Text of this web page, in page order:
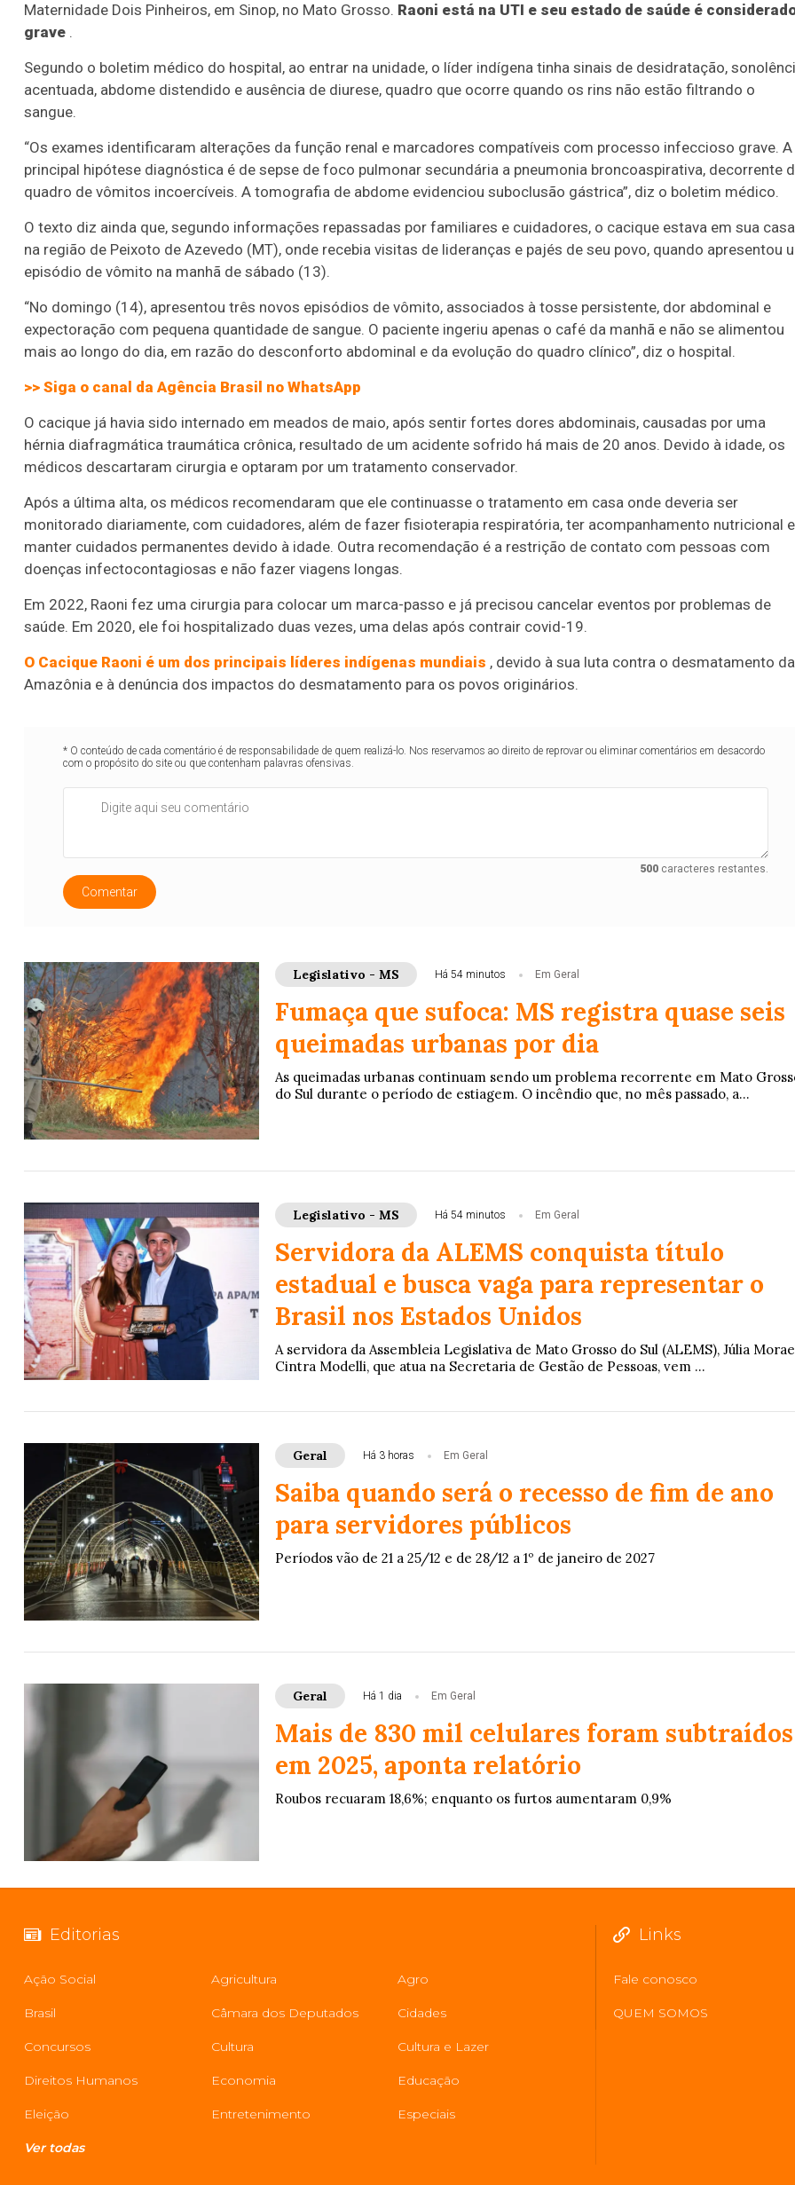
Maternidade Dois Pinheiros, em Sinop, no Mato Grosso. Raoni está na UTI e seu estado de saúde é
grave .
Segundo o boletim médico do hospital, ao entrar na unidade, o líder indígena tinha sinais de desidratação,
acentuada, abdome distendido e ausência de diurese, quadro que ocorre quando os rins não estão filtrando o
sangue.
“Os exames identificaram alterações da função renal e marcadores compatíveis com processo infeccioso grave. A
principal hipótese diagnóstica é de sepse de foco pulmonar secundária a pneumonia broncoaspirativa, decorrente
quadro de vômitos incoercíveis. A tomografia de abdome evidenciou suboclusão gástrica”, diz o boletim médico.
O texto diz ainda que, segundo informações repassadas por familiares e cuidadores, o cacique estava em sua
na região de Peixoto de Azevedo (MT), onde recebia visitas de lideranças e pajés de seu povo, quando apresentou
episódio de vômito na manhã de sábado (13).
“No domingo (14), apresentou três novos episódios de vômito, associados à tosse persistente, dor abdominal e
expectoração com pequena quantidade de sangue. O paciente ingeriu apenas o café da manhã e não se alimentou
mais ao longo do dia, em razão do desconforto abdominal e da evolução do quadro clínico”, diz o hospital.
>> Siga o canal da Agência Brasil no WhatsApp
O cacique já havia sido internado em meados de maio, após sentir fortes dores abdominais, causadas por uma
hérnia diafragmática traumática crônica, resultado de um acidente sofrido há mais de 20 anos. Devido à idade, os
médicos descartaram cirurgia e optaram por um tratamento conservador.
Após a última alta, os médicos recomendaram que ele continuasse o tratamento em casa onde deveria ser
monitorado diariamente, com cuidadores, além de fazer fisioterapia respiratória, ter acompanhamento nutricional e
manter cuidados permanentes devido à idade. Outra recomendação é a restrição de contato com pessoas com
doenças infectocontagiosas e não fazer viagens longas.
Em 2022, Raoni fez uma cirurgia para colocar um marca-passo e já precisou cancelar eventos por problemas de
saúde. Em 2020, ele foi hospitalizado duas vezes, uma delas após contrair covid-19.
O Cacique Raoni é um dos principais líderes indígenas mundiais , devido à sua luta contra o desmatamento da
Amazônia e à denúncia dos impactos do desmatamento para os povos originários.
* O conteúdo de cada comentário é de responsabilidade de quem realizá-lo. Nos reservamos ao direito de reprovar ou eliminar comentários em desacordo
com o propósito do site ou que contenham palavras ofensivas.
500caracteres restantes.
Comentar
Legislativo - MS Há 54 minutos Em Geral
Fumaça que sufoca: MS registra quase seis
queimadas urbanas por dia
As queimadas urbanas continuam sendo um problema recorrente em Mato
do Sul durante o período de estiagem. O incêndio que, no mês passado, a...
Legislativo - MS Há 54 minutos Em Geral
Servidora da ALEMS conquista título
estadual e busca vaga para representar o
Brasil nos Estados Unidos
A servidora da Assembleia Legislativa de Mato Grosso do Sul (ALEMS), Júlia
Cintra Modelli, que atua na Secretaria de Gestão de Pessoas, vem ...
Geral Há 3 horas Em Geral
Saiba quando será o recesso de fim de ano
para servidores públicos
Períodos vão de 21 a 25/12 e de 28/12 a 1º de janeiro de 2027
Geral Há 1 dia Em Geral
Mais de 830 mil celulares foram subtraídos
em 2025, aponta relatório
Roubos recuaram 18,6%; enquanto os furtos aumentaram 0,9%
Editorias
Ação Social Agricultura Agro
Brasil Câmara dos Deputados Cidades
Concursos Cultura Cultura e Lazer
Direitos Humanos Economia Educação
Eleição Entretenimento Especiais
Ver todas
Links
Fale conosco
QUEM SOMOS